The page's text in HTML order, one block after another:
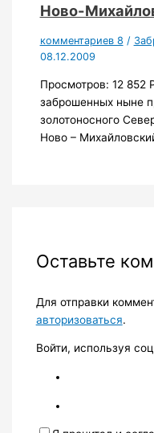
Ново-
комментариев 8 /
08.12.2009
Просмотров: 12 852
заброшенных ныне
золотоносного
Ново –
Оставьте
Для отправки
авторизоваться.
Войти, используя